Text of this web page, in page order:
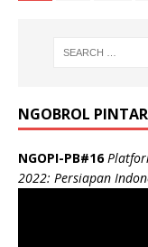
NGOBROL
NGOPI-PB#16
2022: Persiapan